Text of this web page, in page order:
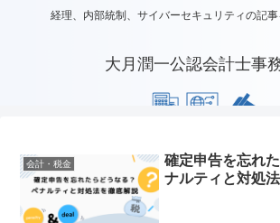
経理、内部統制、サイバーセキュリティの記
大月潤一公認会計士事
会計・税金
確定申告を忘れ
ナルティと対処